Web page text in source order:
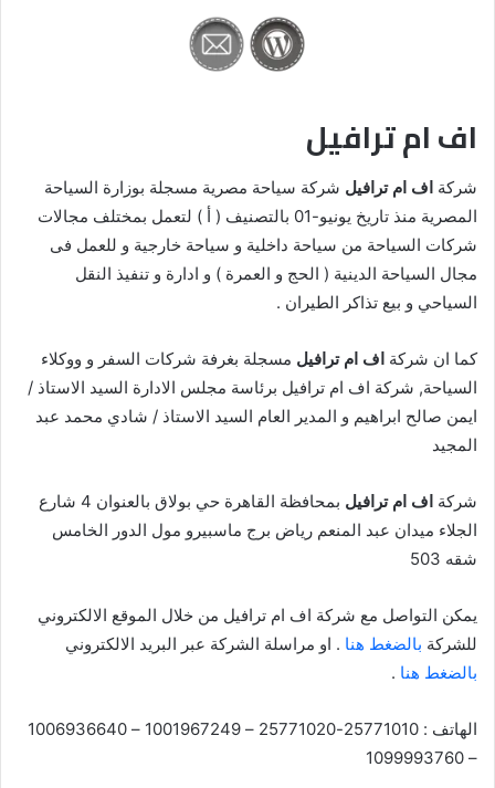
اف ام ترافيل
شركة اف ام ترافيل شركة سياحة مصرية مسجلة بوزارة السياحة
المصرية منذ تاريخ يونيو-01 بالتصنيف ( أ ) لتعمل بمختلف مجالات
شركات السياحة من سياحة داخلية و سياحة خارجية و للعمل فى
مجال السياحة الدينية ( الحج و العمرة ) و ادارة و تنفيذ النقل
السياحي و بيع تذاكر الطيران .
كما ان شركة اف ام ترافيل مسجلة بغرفة شركات السفر و ووكلاء
السياحة, شركة اف ام ترافيل برئاسة مجلس الادارة السيد الاستاذ /
ايمن صالح ابراهيم و المدير العام السيد الاستاذ / شادي محمد عبد
المجيد
شركة اف ام ترافيل
بمحافظة القاهرة حي بولاق بالعنوان 4 شارع
الجلاء ميدان عبد المنعم رياض برج ماسبيرو مول الدور الخامس
شقه 503
يمكن التواصل مع شركة اف ام ترافيل من خلال الموقع الالكتروني
للشركة بالضغط هنا . او مراسلة الشركة عبر البريد الالكتروني
بالضغط هنا .
الهاتف : 25771010-25771020 – 1001967249 – 1006936640
– 1099993760